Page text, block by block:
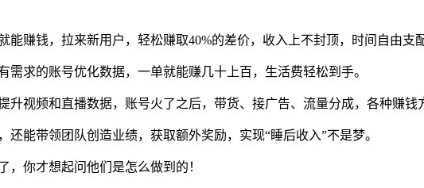
能赚钱，拉来新用户，轻松赚取40%的差价，收入上不封顶，时间自由支配
需求的账号优化数据，一单就能赚几十上百，生活费轻松到手。
升视频和直播数据，账号火了之后，带货、接广告、流量分成，各种赚钱
能带领团队创造业绩，获取额外奖励，实现“睡后收入”不是梦。
，你才想起问他们是怎么做到的！